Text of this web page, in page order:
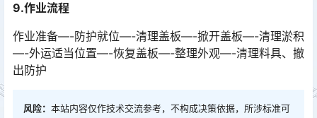
9.作业流程
作业准备—-防护就位—-清理盖板—-掀开盖板—-清理淤积
—-外运适当位置—-恢复盖板—-整理外观—-清理料具、撤
出防护
风险： 本站内容仅作技术交流参考，不构成决策依据，所涉标准可